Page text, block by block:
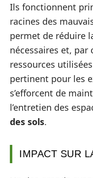
Ils fonctionnent
racines des
permet de réduire
nécessaires et, par
ressources
pertinent pour les
s’efforcent de
l’entretien des
des sols.
IMPACT SUR